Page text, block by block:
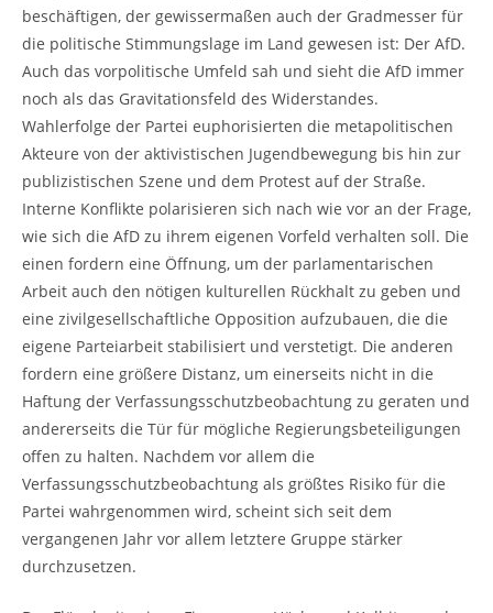
beschäftigen, der gewissermaßen auch der Gradmesser für
die politische Stimmungslage im Land gewesen ist: Der AfD.
Auch das vorpolitische Umfeld sah und sieht die AfD immer
noch als das Gravitationsfeld des Widerstandes.
Wahlerfolge der Partei euphorisierten die metapolitischen
Akteure von der aktivistischen Jugendbewegung bis hin zur
publizistischen Szene und dem Protest auf der Straße.
Interne Konflikte polarisieren sich nach wie vor an der Frage,
wie sich die AfD zu ihrem eigenen Vorfeld verhalten soll. Die
einen fordern eine Öffnung, um der parlamentarischen
Arbeit auch den nötigen kulturellen Rückhalt zu geben und
eine zivilgesellschaftliche Opposition aufzubauen, die die
eigene Parteiarbeit stabilisiert und verstetigt. Die anderen
fordern eine größere Distanz, um einerseits nicht in die
Haftung der Verfassungsschutzbeobachtung zu geraten und
andererseits die Tür für mögliche Regierungsbeteiligungen
offen zu halten. Nachdem vor allem die
Verfassungsschutzbeobachtung als größtes Risiko für die
Partei wahrgenommen wird, scheint sich seit dem
vergangenen Jahr vor allem letztere Gruppe stärker
durchzusetzen.